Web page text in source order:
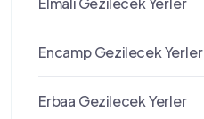
Encamp Gezilecek Yerler
Erbaa Gezilecek Yerler